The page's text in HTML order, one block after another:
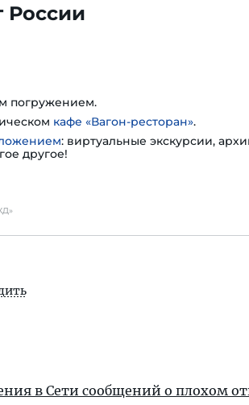
России
погружением.
кафе «Вагон-ресторан».
: виртуальные экскурсии,
другое!
в Сети сообщений о плохом